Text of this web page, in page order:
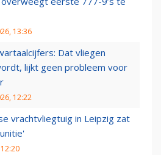
13:36
Dat vliegen
lijkt geen probleem voor
12:22
vrachtvliegtuig in Leipzig zat